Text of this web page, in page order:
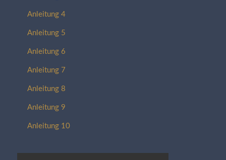
Anleitung 4
Anleitung 5
Anleitung 6
Anleitung 7
Anleitung 8
Anleitung 9
Anleitung 10